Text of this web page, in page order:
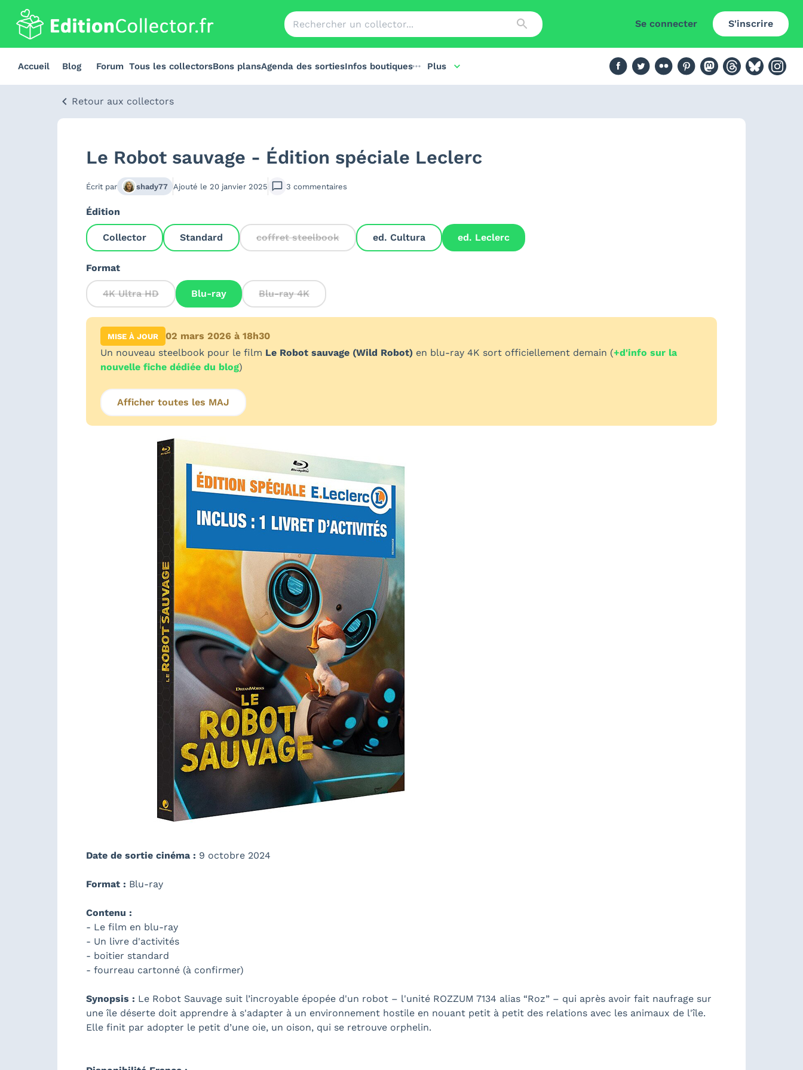
Se connecter S'inscrire
Accueil Blog Forum Tous les collectorsBons plansAgenda des sortiesInfos boutiques Plus
Retour aux collectors
Le Robot sauvage - Édition spéciale Leclerc
Écrit par shady77 Ajouté le 20 janvier 2025 3 commentaires
Édition
Collector Standard coffret steelbook ed. Cultura ed. Leclerc
Format
4K Ultra HD Blu-ray Blu-ray 4K
MISE À JOUR
02 mars 2026 à 18h30
Un nouveau steelbook pour le film Le Robot sauvage (Wild Robot) en blu-ray 4K sort officiellement demain (+d'info sur la
nouvelle fiche dédiée du blog)
Afficher toutes les MAJ
Date de sortie cinéma : 9 octobre 2024
Format : Blu-ray
Contenu :
- Le film en blu-ray
- Un livre d'activités
- boitier standard
- fourreau cartonné (à confirmer)
Synopsis : Le Robot Sauvage suit l’incroyable épopée d'un robot – l'unité ROZZUM 7134 alias “Roz” – qui après avoir fait naufrage sur
une île déserte doit apprendre à s'adapter à un environnement hostile en nouant petit à petit des relations avec les animaux de l'île.
Elle finit par adopter le petit d’une oie, un oison, qui se retrouve orphelin.